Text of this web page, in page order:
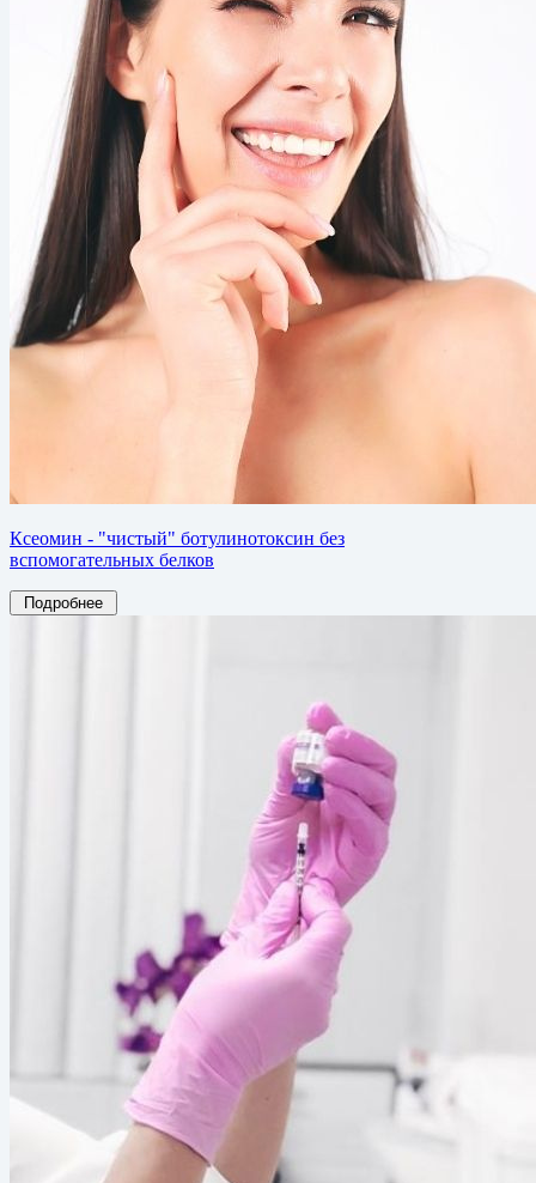
Ксеомин - "чистый" ботулинотоксин без
вспомогательных белков
Подробнее